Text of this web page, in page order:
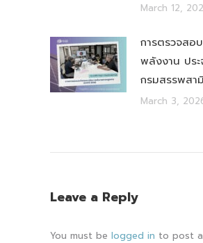
March 12,
การตรวจสอ
พลังงาน ประ
กรมสรรพสา
March 3,
Leave a Reply
You must be logged in to post a